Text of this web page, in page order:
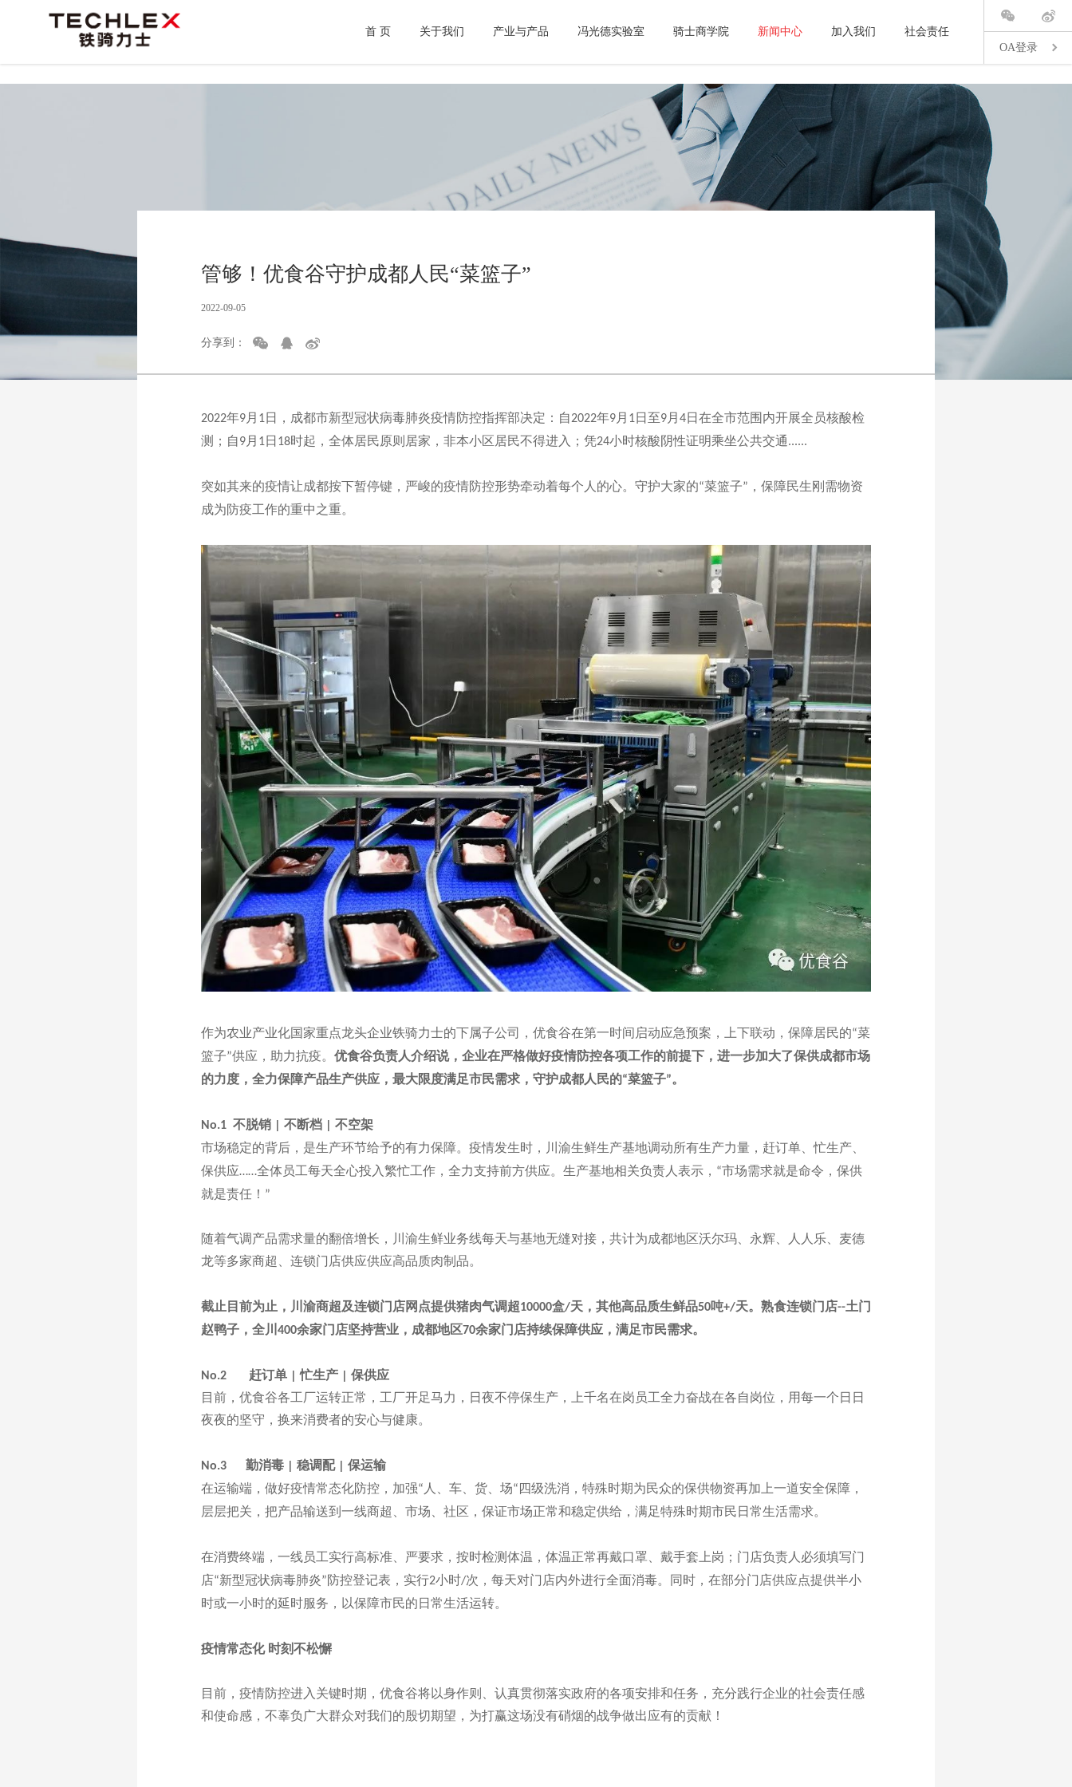
OA登录
首 页 关于我们 产业与产品 冯光德实验室 骑士商学院 新闻中心 加入我们 社会责任
管够！优食谷守护成都人民“菜篮子”
2022-09-05
分享到：
2022年9月 1日，成都市新型冠状病毒肺炎疫情防控指挥部决定：自2022年9月 1日至9月 4日在全市范围内开展全员核酸检
测；自9月 1日 18时起，全体居民原则居家，非本小区居民不得进入；凭24小时核酸阴性证明乘坐公共交通......
突如其来的疫情让成都按下暂停键，严峻的疫情防控形势牵动着每个人的心。守护大家的“菜篮子” ，保障民生刚需物资
成为防疫工作的重中之重。
作为农业产业化国家重点龙头企业铁骑力士的下属子公司，优食谷在第一时间启动应急预案，上下联动，保障居民的“菜
篮子”供应，助力抗疫。 优食谷负责人介绍说，企业在严格做好疫情防控各项工作的前提下，进一步加大了保供成都市场
的力度，全力保障产品生产供应，最大限度满足市民需求，守护成都人民的“菜篮子”。
No.1 不脱销 不断档
不空架
市场稳定的背后，是生产环节给予的有力保障。疫情发生时，川渝生鲜生产基地调动所有生产力量，赶订单、忙生产、
保供应……全体员工每天全心投入繁忙工作，全力支持前方供应。生产基地相关负责人表示， “市场需求就是命令，保供
就是责任！ ”
随着气调产品需求量的翻倍增长，川渝生鲜业务线每天与基地无缝对接，共计为成都地区沃尔玛、永辉、人人乐、麦德
龙等多家商超、连锁门店供应供应高品质肉制品。
截止目前为止，川渝商超及连锁门店网点提供猪肉气调超10000盒/天，其他高品质生鲜品50吨+/天。熟食连锁门店--土门
赵鸭子，全川 400余家门店坚持营业，成都地区70余家门店持续保障供应，满足市民需求。
No.2 赶订单 |忙生产 保供应
目前，优食谷各工厂运转正常，工厂开足马力，日夜不停保生产，上千名在岗员工全力奋战在各自岗位，用每一个日日
夜夜的坚守，换来消费者的安心与健康。
No.3 勤消毒 稳调配
保运输
在运输端，做好疫情常态化防控，加强“ 人、车、货、场“ 四级洗消，特殊时期为民众的保供物资再加上一道安全保障，
层层把关，把产品输送到一线商超、市场、社区，保证市场正常和稳定供给，满足特殊时期市民日常生活需求。
在消费终端，一线员工实行高标准、严要求，按时检测体温，体温正常再戴口罩、戴手套上岗；门店负责人必须填写门
店“新型冠状病毒肺炎”防控登记表，实行2小时/次，每天对门店内外进行全面消毒。同时，在部分门店供应点提供半小
时或一小时的延时服务，以保障市民的日常生活运转。
疫情常态化 时刻不松懈
目前，疫情防控进入关键时期，优食谷将以身作则、认真贯彻落实政府的各项安排和任务，充分践行企业的社会责任感
和使命感，不辜负广大群众对我们的殷切期望，为打赢这场没有硝烟的战争做出应有的贡献！